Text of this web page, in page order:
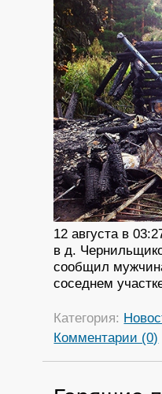
12 августа в
в д.
сообщил
соседнем
Категория:
Комментарии (0)